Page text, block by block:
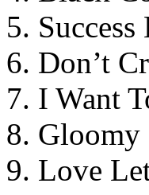
5.
6. Don’t
7. I Want
8. Gloomy
9. Love